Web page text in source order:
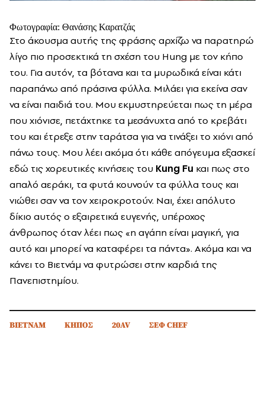
Φωτογραφία: Θανάσης Καρατζάς
Στο άκουσμα αυτής της φράσης αρχίζω να παρατηρώ
λίγο πιο προσεκτικά τη σχέση του Hung με τον κήπο
του. Για αυτόν, τα βότανα και τα μυρωδικά είναι κάτι
παραπάνω από πράσινα φύλλα. Μιλάει για εκείνα σαν
να είναι παιδιά του. Μου εκμυστηρεύεται πως τη μέρα
που χιόνισε, πετάχτηκε τα μεσάνυχτα από το κρεβάτι
του και έτρεξε στην ταράτσα για να τινάξει το χιόνι από
πάνω τους. Μου λέει ακόμα ότι κάθε απόγευμα εξασκεί
εδώ τις χορευτικές κινήσεις του Kung Fu και πως στο
απαλό αεράκι, τα φυτά κουνούν τα φύλλα τους και
νιώθει σαν να τον χειροκροτούν. Ναι, έχει απόλυτο
δίκιο αυτός ο εξαιρετικά ευγενής, υπέροχος
άνθρωπος όταν λέει πως «η αγάπη είναι μαγική, για
αυτό και μπορεί να καταφέρει τα πάντα». Ακόμα και να
κάνει το Βιετνάμ να φυτρώσει στην καρδιά της
Πανεπιστημίου.
ΒΙΕΤΝΑΜ ΚΗΠΟΣ 20AV ΣΕΦ CHEF